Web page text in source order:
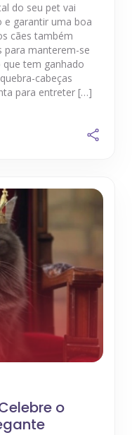
do seu pet vai
e garantir uma boa
cães também
para manterem-se
que tem ganhado
cabeças
para entreter […]
o